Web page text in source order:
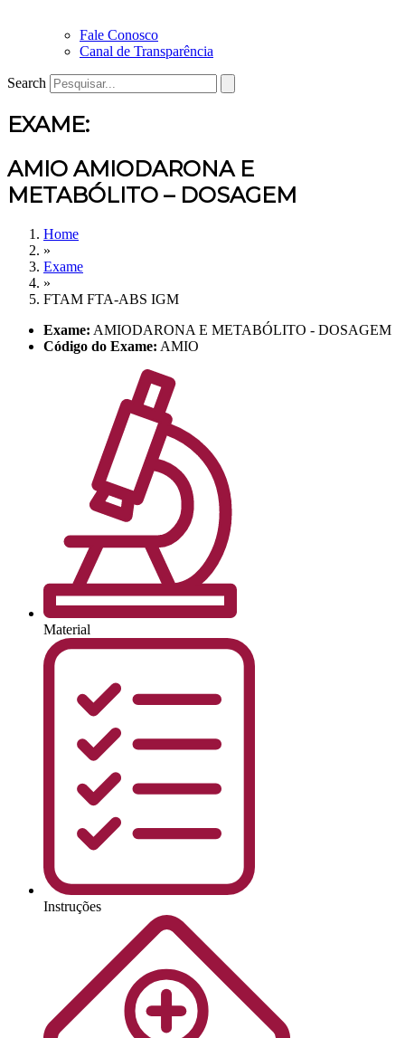
Fale Conosco
Canal de Transparência
Search
EXAME:
AMIO AMIODARONA E
METABÓLITO – DOSAGEM
Home
»
Exame
»
FTAM FTA-ABS IGM
Exame: AMIODARONA E METABÓLITO - DOSAGEM
Código do Exame: AMIO
Material
Instruções